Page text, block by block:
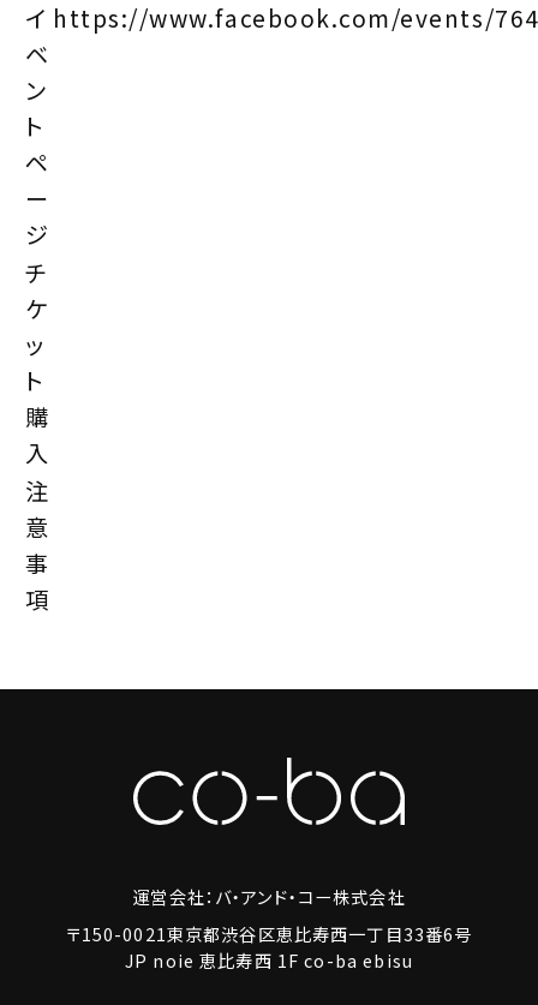
イ
ベ
ン
ト
ペ
ー
ジ
https://www.facebook.com/events/
チ
ケ
ッ
ト
購
入
注
意
事
項
運営会社：バ・アンド・コー株式会社
〒150-0021東京都渋谷区恵比寿西一丁目33番6号
JP noie 恵比寿西 1F co-ba ebisu